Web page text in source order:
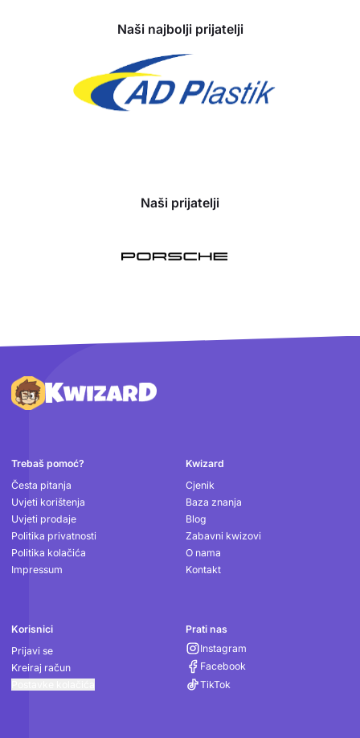
Naši najbolji prijatelji
Naši prijatelji
Podnožje
Trebaš pomoć?
Česta pitanja
Uvjeti korištenja
Uvjeti prodaje
Politika privatnosti
Politika kolačića
Impressum
Kwizard
Cjenik
Baza znanja
Blog
Zabavni kwizovi
O nama
Kontakt
Korisnici
Prijavi se
Kreiraj račun
Prati nas
Instagram
Facebook
TikTok